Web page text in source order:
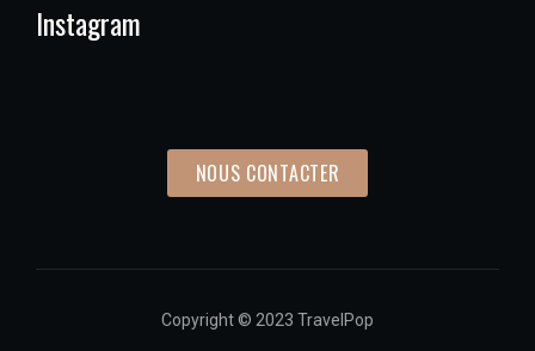
Instagram
NOUS CONTACTER
Copyright © 2023 TravelPop